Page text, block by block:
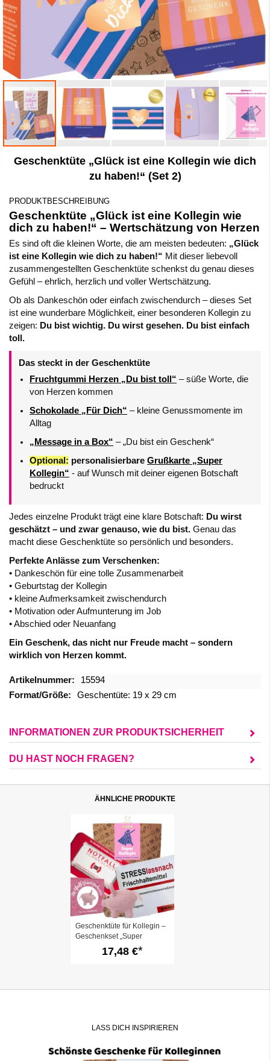
Anfang
Geschenktüte „Glück ist eine Kollegin wie dich
zu haben!“ (Set 2)
PRODUKTBESCHREIBUNG
Geschenktüte „Glück ist eine Kollegin wie
dich zu haben!“ – Wertschätzung von Herzen
Es sind oft die kleinen Worte, die am meisten bedeuten: „Glück
ist eine Kollegin wie dich zu haben!“ Mit dieser liebevoll
zusammengestellten Geschenktüte schenkst du genau dieses
Gefühl – ehrlich, herzlich und voller Wertschätzung.
Ob als Dankeschön oder einfach zwischendurch – dieses Set
ist eine wunderbare Möglichkeit, einer besonderen Kollegin zu
zeigen: Du bist wichtig. Du wirst gesehen. Du bist einfach
toll.
Das steckt in der Geschenktüte
Fruchtgummi Herzen „Du bist toll“ – süße Worte, die
von Herzen kommen
Schokolade „Für Dich“ – kleine Genussmomente im
Alltag
„Message in a Box“ – „Du bist ein Geschenk“
Optional: personalisierbare Grußkarte „Super
Kollegin“ - auf Wunsch mit deiner eigenen Botschaft
bedruckt
Jedes einzelne Produkt trägt eine klare Botschaft: Du wirst
geschätzt – und zwar genauso, wie du bist. Genau das
macht diese Geschenktüte so persönlich und besonders.
Perfekte Anlässe zum Verschenken:
• Dankeschön für eine tolle Zusammenarbeit
• Geburtstag der Kollegin
• kleine Aufmerksamkeit zwischendurch
• Motivation oder Aufmunterung im Job
• Abschied oder Neuanfang
Ein Geschenk, das nicht nur Freude macht – sondern
wirklich von Herzen kommt.
Mehr
Informationen
15594
Geschentüte: 19 x 29 cm
INFORMATIONEN ZUR PRODUKTSICHERHEIT
DU HAST NOCH FRAGEN?
ÄHNLICHE PRODUKTE
Geschenktüte für Kollegin –
Geschenkset „Super
Kollegin“ (Set 4)
17,48 €
LASS DICH INSPIRIEREN